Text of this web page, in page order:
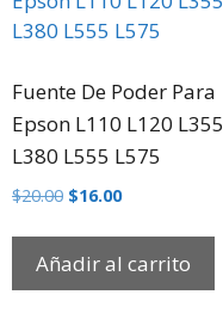
Fuente De Poder Para
Epson L110 L120 L355
L380 L555 L575
$20.00 $16.00
Añadir al carrito